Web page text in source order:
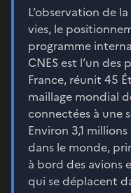
L’observation de
vies, le
programme
CNES est l’un
France, réunit 45
maillage mondial
connectées à une
Environ 3,1
dans le monde,
à bord des avions
qui se déplacent